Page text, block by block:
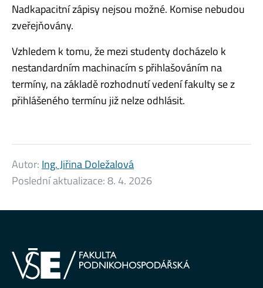
Nadkapacitní zápisy nejsou možné. Komise nebudou
zveřejňovány.
Vzhledem k tomu, že mezi studenty docházelo k
nestandardním machinacím s přihlašováním na
termíny, na základě rozhodnutí vedení fakulty se z
přihlášeného termínu již nelze odhlásit.
Autor: Ing. Jiřina Doležalová
Poslední aktualizace:8. 4. 2026